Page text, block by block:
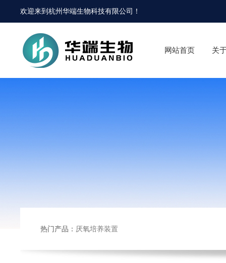
欢迎来到杭州华端生物科技有限公司 ！
网站首页 关
热门产品： 厌氧培养装置